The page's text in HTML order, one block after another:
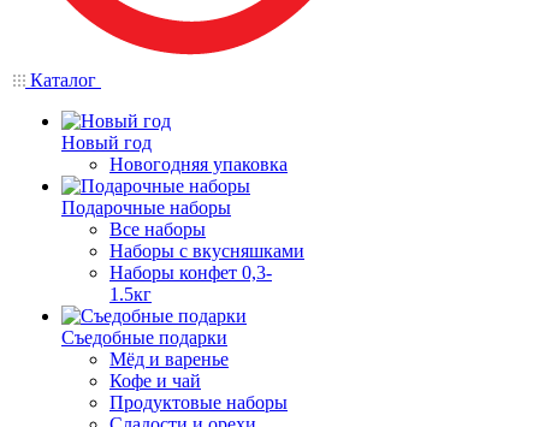
Каталог
Новый год
Новогодняя упаковка
Подарочные наборы
Все наборы
Наборы с вкусняшками
Наборы конфет 0,3-
1.5кг
Съедобные подарки
Мёд и варенье
Кофе и чай
Продуктовые наборы